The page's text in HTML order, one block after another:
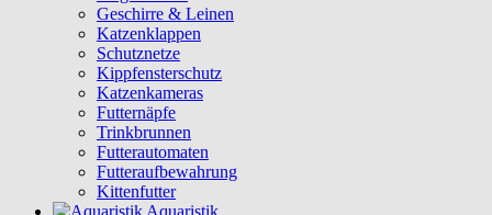
Geschirre & Leinen
Katzenklappen
Schutznetze
Kippfensterschutz
Katzenkameras
Futternäpfe
Trinkbrunnen
Futterautomaten
Futteraufbewahrung
Kittenfutter
Aquaristik